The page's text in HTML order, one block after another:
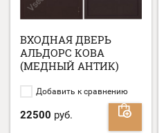
ВХОДНАЯ ДВЕРЬ
АЛЬДОРС КОВА
(МЕДНЫЙ АНТИК)
Добавить к сравнению
22500 руб.